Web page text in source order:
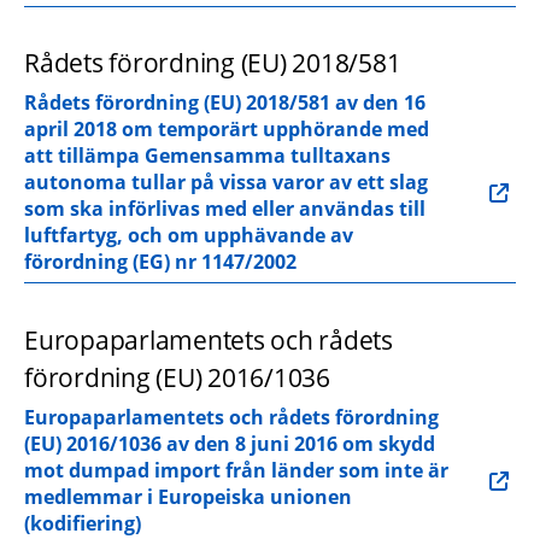
Rådets förordning (EU) 2018/581
Rådets förordning (EU) 2018/581 av den 16
april 2018 om temporärt upphörande med
att tillämpa Gemensamma tulltaxans
autonoma tullar på vissa varor av ett slag
som ska införlivas med eller användas till
luftfartyg, och om upphävande av
förordning (EG) nr 1147/2002
Europaparlamentets och rådets
förordning (EU) 2016/1036
Europaparlamentets och rådets förordning
(EU) 2016/1036 av den 8 juni 2016 om skydd
mot dumpad import från länder som inte är
medlemmar i Europeiska unionen
(kodifiering)